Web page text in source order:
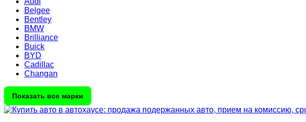
Belgee
Bentley
BMW
Brilliance
Buick
BYD
Cadillac
Changan
Показать все марки